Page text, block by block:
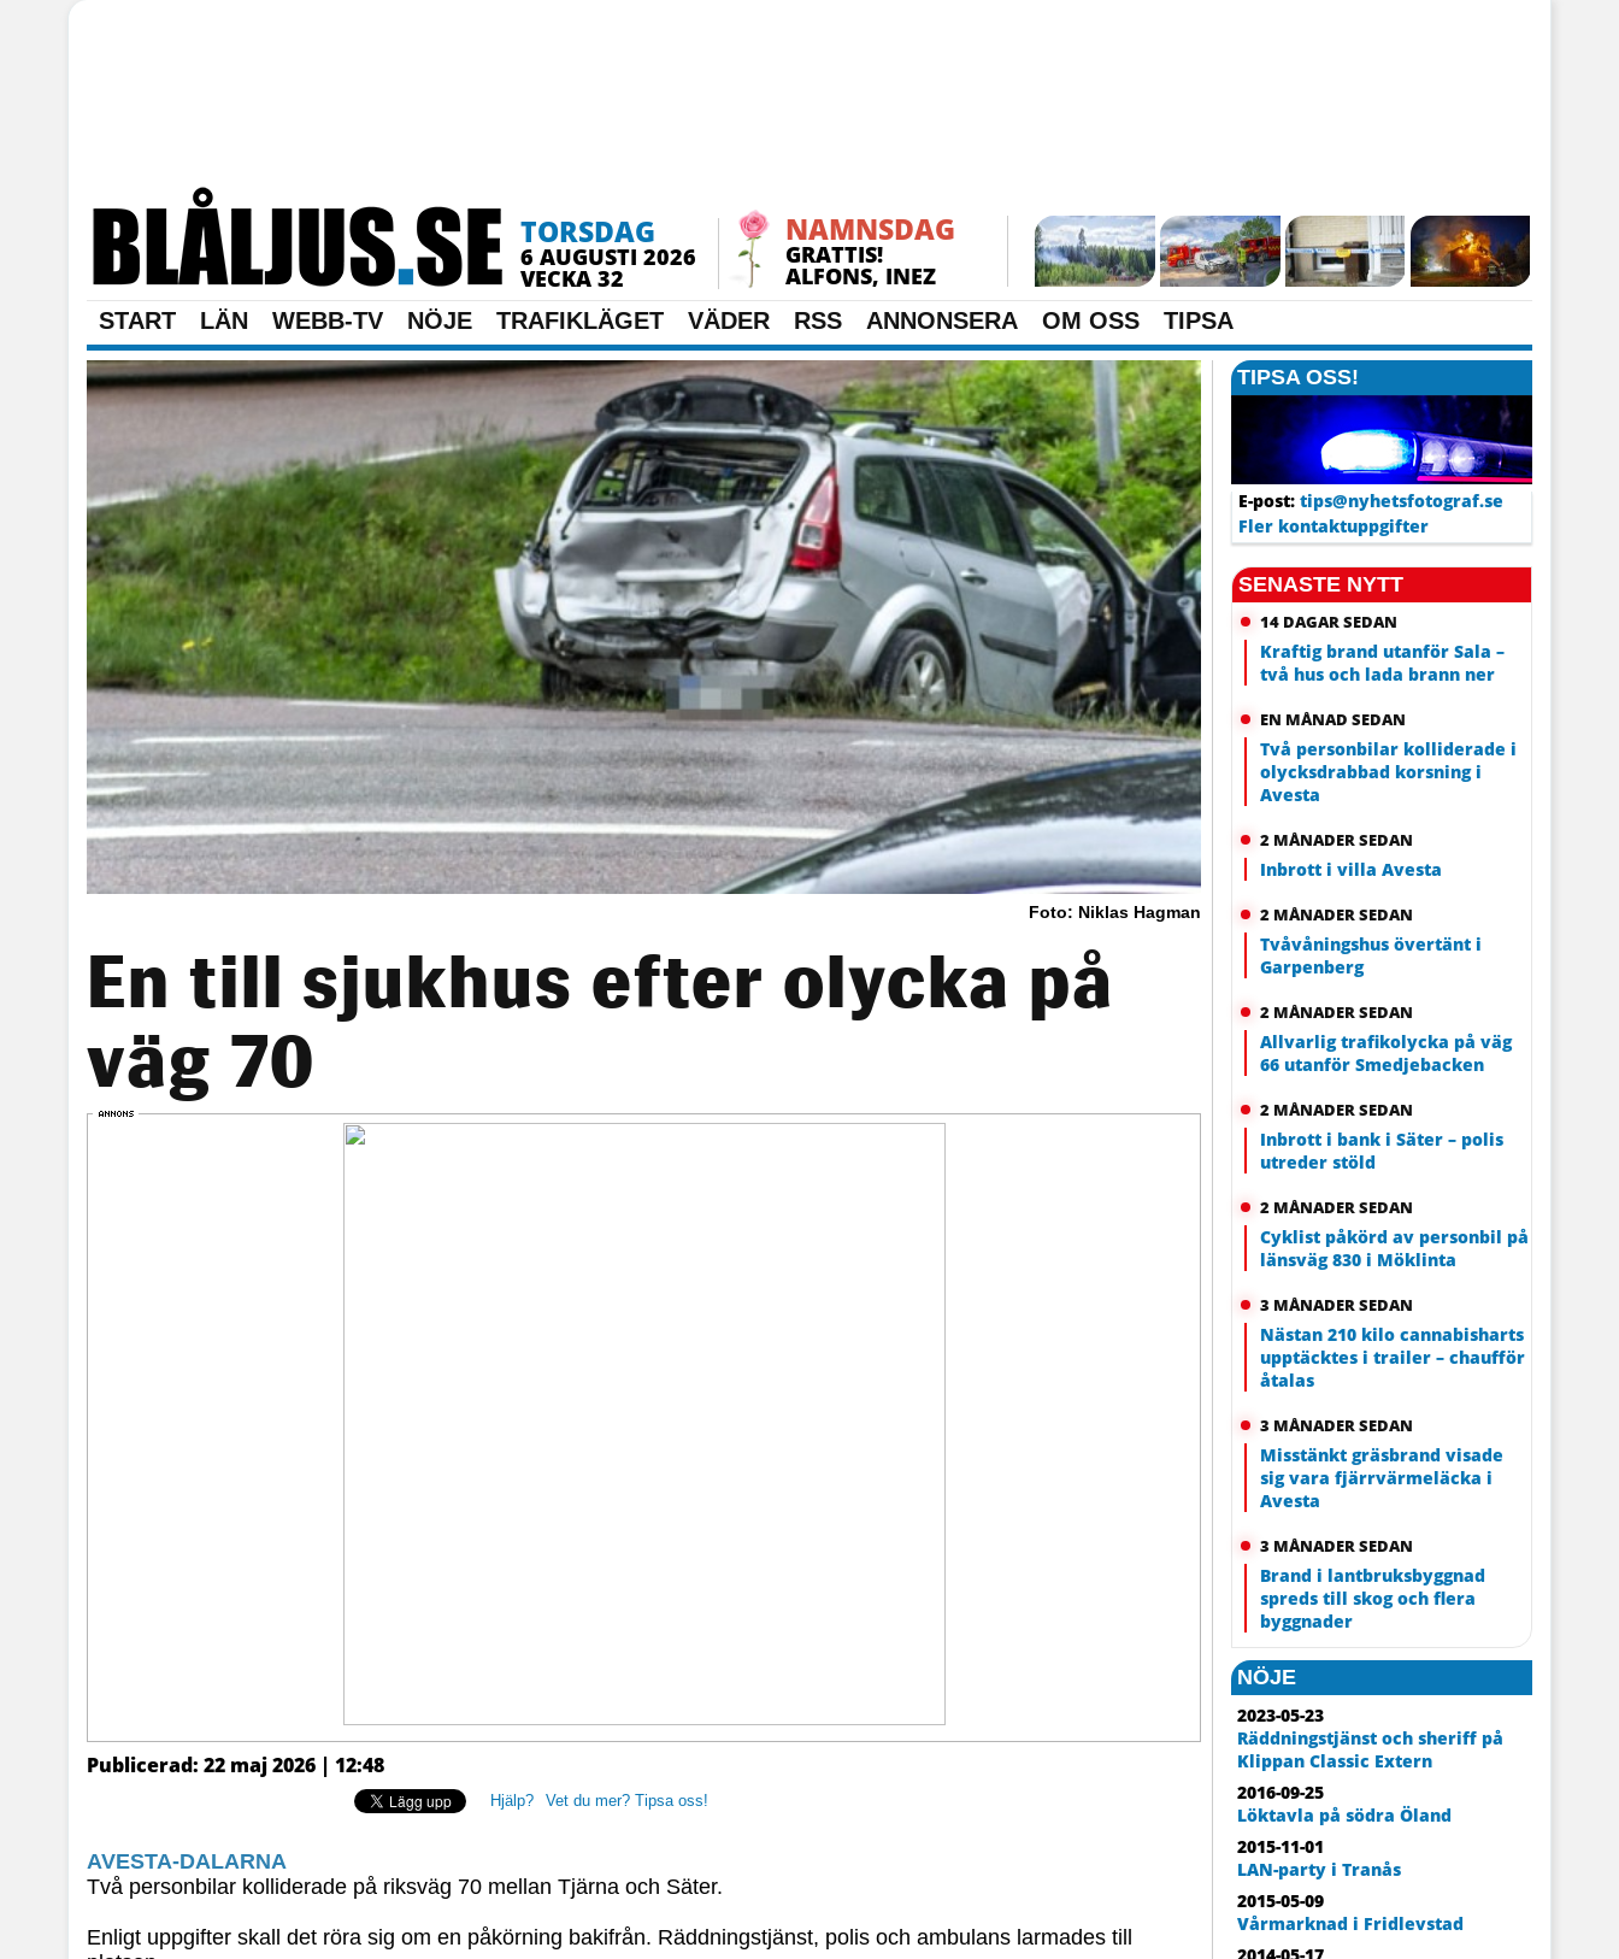
TORSDAG
6 AUGUSTI 2026
VECKA 32
NAMNSDAG
GRATTIS!
ALFONS, INEZ
START LÄN WEBB-TV NÖJE TRAFIKLÄGET VÄDER RSS ANNONSERA OM OSS TIPSA
Foto: Niklas Hagman
En till sjukhus efter olycka på
väg 70
Publicerad: 22 maj 2026 | 12:48
Hjälp? Vet du mer? Tipsa oss!
AVESTA-DALARNA
Två personbilar kolliderade på riksväg 70 mellan Tjärna och Säter.
Enligt uppgifter skall det röra sig om en påkörning bakifrån. Räddningstjänst, polis och ambulans larmades till
TIPSA OSS!
E-post: tips@nyhetsfotograf.se
Fler kontaktuppgifter
SENASTE NYTT
14 DAGAR SEDAN
Kraftig brand utanför Sala –
två hus och lada brann ner
EN MÅNAD SEDAN
Två personbilar kolliderade i
olycksdrabbad korsning i
Avesta
2 MÅNADER SEDAN
Inbrott i villa Avesta
2 MÅNADER SEDAN
Tvåvåningshus övertänt i
Garpenberg
2 MÅNADER SEDAN
Allvarlig trafikolycka på väg
66 utanför Smedjebacken
2 MÅNADER SEDAN
Inbrott i bank i Säter – polis
utreder stöld
2 MÅNADER SEDAN
Cyklist påkörd av personbil på
länsväg 830 i Möklinta
3 MÅNADER SEDAN
Nästan 210 kilo cannabisharts
upptäcktes i trailer – chaufför
åtalas
3 MÅNADER SEDAN
Misstänkt gräsbrand visade
sig vara fjärrvärmeläcka i
Avesta
3 MÅNADER SEDAN
Brand i lantbruksbyggnad
spreds till skog och flera
byggnader
NÖJE
2023-05-23
Räddningstjänst och sheriff på
Klippan Classic Extern
2016-09-25
Löktavla på södra Öland
2015-11-01
LAN-party i Tranås
2015-05-09
Vårmarknad i Fridlevstad